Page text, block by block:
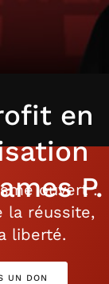
en
P.
ouvert :
la réussite,
liberté.
UN DON